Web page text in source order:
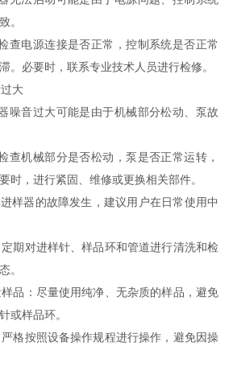
。
电源连接是否正常，控制系统是否正常
。必要时，联系专业技术人员进行检修。
大
音过大可能是由于机械部分松动、泵故
机械部分是否松动，泵是否正常运转，
时，进行紧固、维修或更换相关部件。
器的故障发生，建议用户在日常使用中
对进样针、样品环和管道进行清洗和检
。
：尽量使用纯净、无杂质的样品，避免
或样品环。
按照设备操作规程进行操作，避免因操